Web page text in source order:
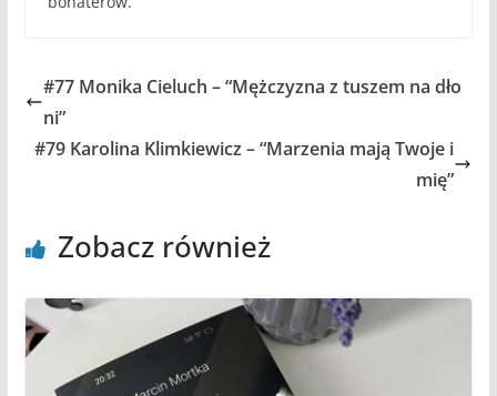
#77 Monika Cieluch – “Mężczyzna z tuszem na dło
ni”
#79 Karolina Klimkiewicz – “Marzenia mają Twoje i
mię”
Zobacz również